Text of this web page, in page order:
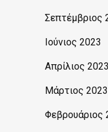
Σεπτέμβριος
Ιούνιος 2023
Απρίλιος 2023
Μάρτιος 2023
Φεβρουάριος